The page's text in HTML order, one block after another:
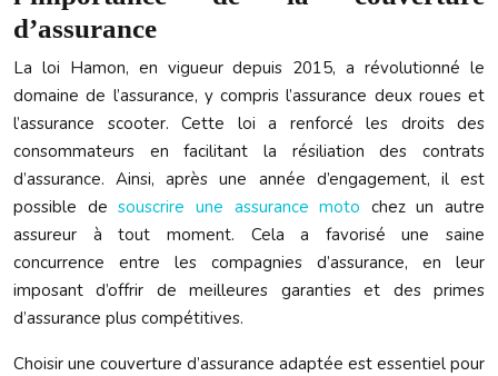
d’assurance
La loi Hamon, en vigueur depuis 2015, a révolutionné le
domaine de l’assurance, y compris l’assurance deux roues et
l’assurance scooter. Cette loi a renforcé les droits des
consommateurs en facilitant la résiliation des contrats
d’assurance. Ainsi, après une année d’engagement, il est
possible desouscrire une assurance moto chez un autre
assureur à tout moment. Cela a favorisé une saine
concurrence entre les compagnies d’assurance, en leur
imposant d’offrir de meilleures garanties et des primes
d’assurance plus compétitives.
Choisir une couverture d’assurance adaptée est essentiel pour